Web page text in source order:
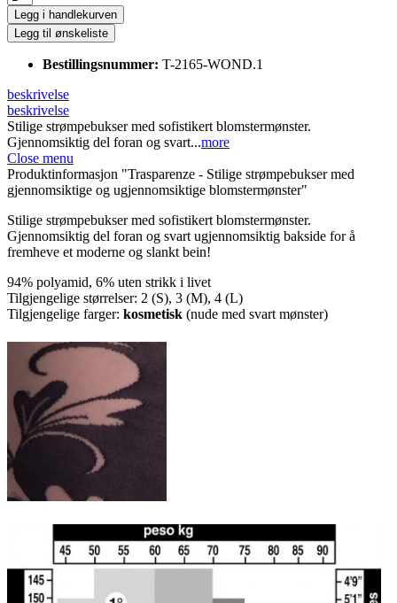
Legg i handlekurven
Legg til ønskeliste
Bestillingsnummer: T-2165-WOND.1
beskrivelse
beskrivelse
Stilige strømpebukser med sofistikert blomstermønster.
Gjennomsiktig del foran og svart...more
Close menu
Produktinformasjon "Trasparenze - Stilige strømpebukser med
gjennomsiktige og ugjennomsiktige blomstermønster"
Stilige strømpebukser med sofistikert blomstermønster.
Gjennomsiktig del foran og svart ugjennomsiktig bakside for å
fremheve et moderne og slankt bein!
94% polyamid, 6% uten strikk i livet
Tilgjengelige størrelser: 2 (S), 3 (M), 4 (L)
Tilgjengelige farger: kosmetisk (nude med svart mønster)